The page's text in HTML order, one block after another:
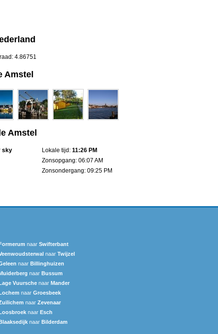
4.86751
Amstel
Amstel
sky
Lokale tijd: 11:26 PM
Zonsopgang: 06:07 AM
Zonsondergang: 09:25 PM
naar Swifterbant
naar Twijzel
naar Billinghuizen
naar Bussum
Vuursche naar Mander
naar Groesbeek
naar Zevenaar
naar Esch
naar Bilderdam